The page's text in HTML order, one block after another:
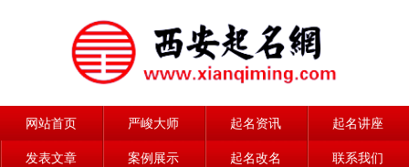
网站首页 严峻大师 起名资讯 起名讲座
发表文章 案例展示 起名改名 联系我们